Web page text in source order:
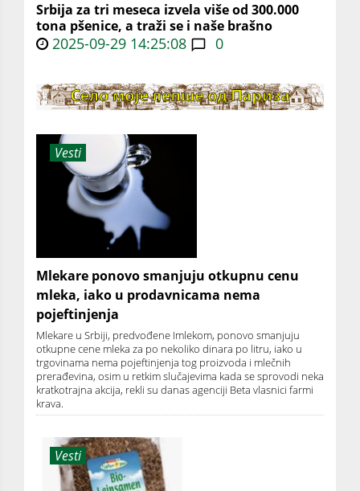
Srbija za tri meseca izvela više od 300.000
tona pšenice, a traži se i naše brašno
2025-09-29 14:25:08 0
Vesti
Mlekare ponovo smanjuju otkupnu cenu
mleka, iako u prodavnicama nema
pojeftinjenja
Mlekare u Srbiji, predvođene Imlekom, ponovo smanjuju
otkupne cene mleka za po nekoliko dinara po litru, iako u
trgovinama nema pojeftinjenja tog proizvoda i mlečnih
prerađevina, osim u retkim slučajevima kada se sprovodi neka
kratkotrajna akcija, rekli su danas agenciji Beta vlasnici farmi
krava.
Vesti